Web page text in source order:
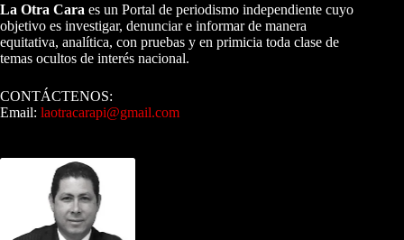
La Otra Cara es un Portal de periodismo independiente cuyo
objetivo es investigar, denunciar e informar de manera
equitativa, analítica, con pruebas y en primicia toda clase de
temas ocultos de interés nacional.
CONTÁCTENOS:
Email: laotracarapi@gmail.com